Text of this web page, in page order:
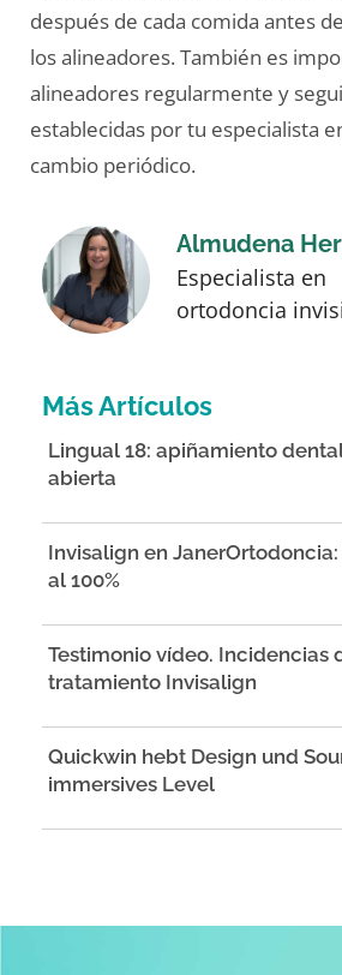
después de cada comida antes
los alineadores. También es
alineadores regularmente y
establecidas por tu especialista
cambio periódico.
Almudena
Especialista en
ortodoncia
Más Artículos
Lingual 18: apiñamiento
abierta
Invisalign en
al 100%
Testimonio vídeo. Incidencias
tratamiento Invisalign
Quickwin hebt Design und
immersives Level